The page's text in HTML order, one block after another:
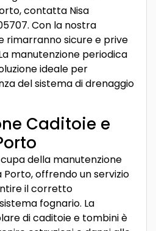
contatta Nisa
Con la nostra
rimarranno sicure e prive
manutenzione periodica
ideale per
del sistema di drenaggio
Caditoie e
della manutenzione
offrendo un servizio
il corretto
fognario. La
di caditoie e tombini è